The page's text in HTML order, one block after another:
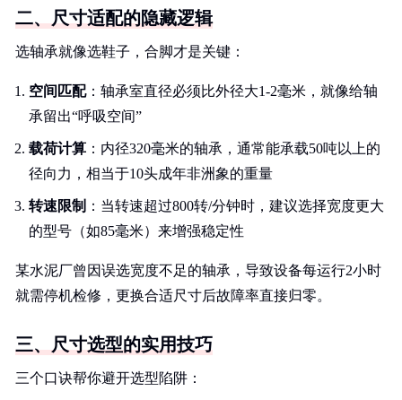
二、尺寸适配的隐藏逻辑
选轴承就像选鞋子，合脚才是关键：
空间匹配：轴承室直径必须比外径大1-2毫米，就像给轴
承留出“呼吸空间”
载荷计算 ：内径320毫米的轴承，通常能承载50吨以上的
径向力，相当于10头成年非洲象的重量
转速限制 ：当转速超过800转/分钟时，建议选择宽度更大
的型号（如85毫米）来增强稳定性
某水泥厂曾因误选宽度不足的轴承，导致设备每运行2小时
就需停机检修，更换合适尺寸后故障率直接归零。
三、尺寸选型的实用技巧
三个口诀帮你避开选型陷阱：